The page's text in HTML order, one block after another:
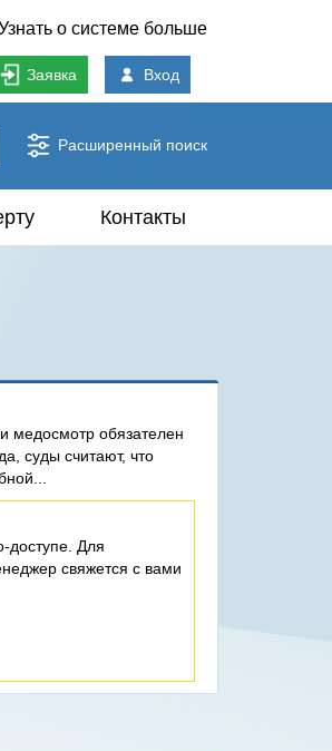
о системе больше
Заявка Вход
Расширенный поиск
Контакты
медосмотр обязателен
суды считают, что
доступе. Для
свяжется с вами